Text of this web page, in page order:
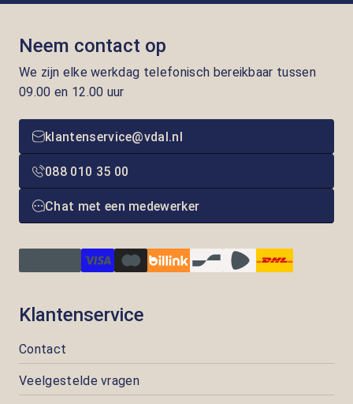
Neem contact op
We zijn elke werkdag telefonisch bereikbaar tussen
09.00 en 12.00 uur
klantenservice@vdal.nl
088 010 35 00
Chat met een medewerker
Klantenservice
Contact
Veelgestelde vragen